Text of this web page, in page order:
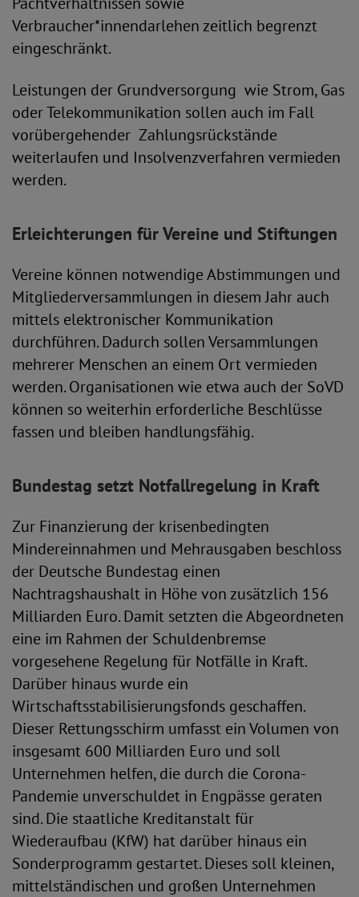
Verbraucher*innendarlehen zeitlich begrenzt
eingeschränkt.
Leistungen der Grundversorgung wie Strom, Gas
oder Telekommunikation sollen auch im Fall
vorübergehender Zahlungsrückstände
weiterlaufen und Insolvenzverfahren vermieden
werden.
Erleichterungen für Vereine und Stiftungen
Vereine können notwendige Abstimmungen und
Mitgliederversammlungen in diesem Jahr auch
mittels elektronischer Kommunikation
durchführen. Dadurch sollen Versammlungen
mehrerer Menschen an einem Ort vermieden
werden. Organisationen wie etwa auch der SoVD
können so weiterhin erforderliche Beschlüsse
fassen und bleiben handlungsfähig.
Bundestag setzt Notfallregelung in Kraft
Zur Finanzierung der krisenbedingten
Mindereinnahmen und Mehrausgaben beschloss
der Deutsche Bundestag einen
Nachtragshaushalt in Höhe von zusätzlich 156
Milliarden Euro. Damit setzten die Abgeordneten
eine im Rahmen der Schuldenbremse
vorgesehene Regelung für Notfälle in Kraft.
Darüber hinaus wurde ein
Wirtschaftsstabilisierungsfonds geschaffen.
Dieser Rettungsschirm umfasst ein Volumen von
insgesamt 600 Milliarden Euro und soll
Unternehmen helfen, die durch die Corona-
Pandemie unverschuldet in Engpässe geraten
sind. Die staatliche Kreditanstalt für
Wiederaufbau (KfW) hat darüber hinaus ein
Sonderprogramm gestartet. Dieses soll kleinen,
mittelständischen und großen Unternehmen